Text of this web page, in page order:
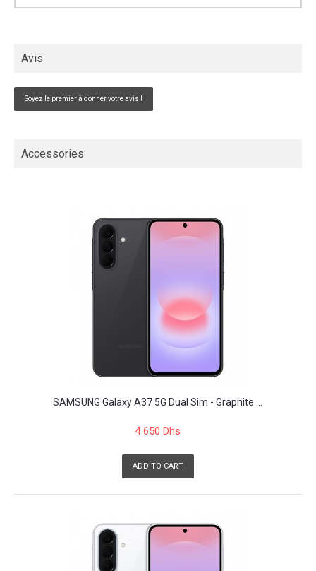
Avis
Soyez le premier à donner votre avis !
Accessories
SAMSUNG Galaxy A37 5G Dual Sim - Graphite ...
4 650 Dhs
ADD TO CART